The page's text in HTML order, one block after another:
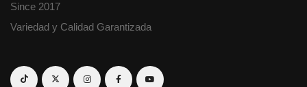
Since 2017
Variedad y Calidad Garantizada